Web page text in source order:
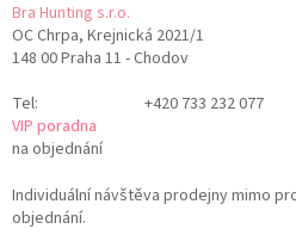
Bra Hunting s.r.o.
OC Chrpa, Krejnická 2021/1
148 00 Praha 11 - Chodov
Tel:
+420 733 232 077
VIP poradna
na objednání
Individuální návštěva prodejny mimo
objednání.